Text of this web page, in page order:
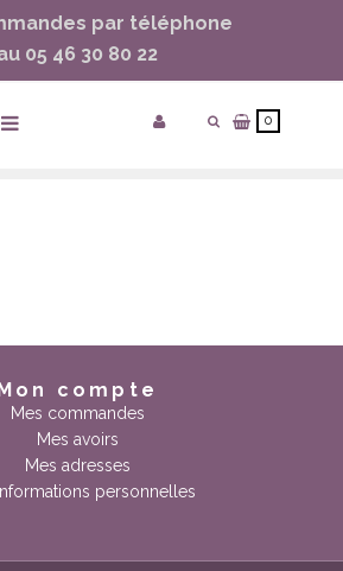
clone watches
par téléphone
05 46 30 80 22
0
compte
Mes commandes
Mes avoirs
Mes adresses
personnelles